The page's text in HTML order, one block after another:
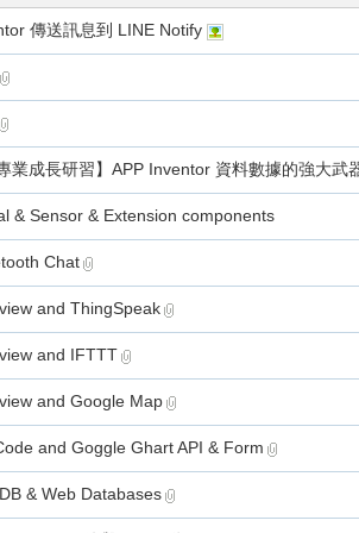
傳送訊息到 LINE Notify
業成長研習】APP Inventor 資料數據的強大武
& Sensor & Extension components
Chat
and ThingSpeak
and IFTTT
and Google Map
and Goggle Ghart API & Form
& Web Databases